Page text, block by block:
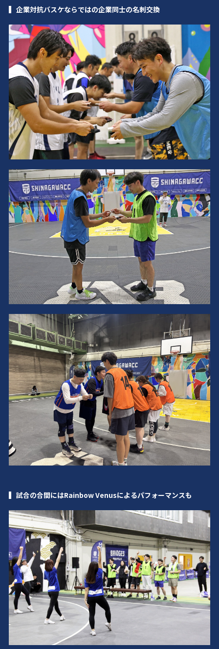
企業対抗バスケならではの企業同士の名刺交換
試合の合間にはRainbow Venusによるパフォーマンスも